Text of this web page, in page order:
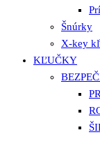
Šnúrky
X-key
KĽUČKY